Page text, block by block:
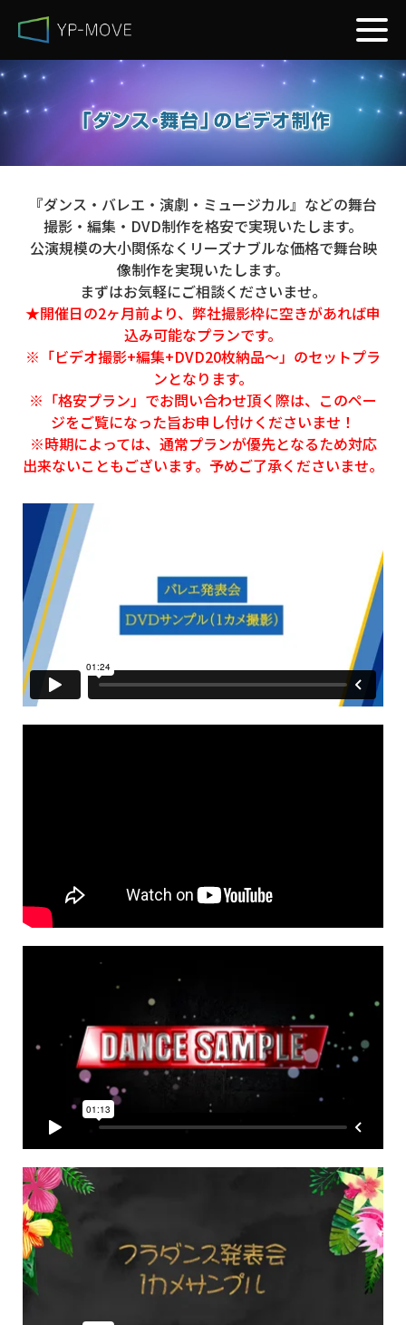
『ダンス・バレエ・演劇・ミュージカル』などの舞台
撮影・編集・DVD制作を格安で実現いたします。
公演規模の大小関係なくリーズナブルな価格で舞台映
像制作を実現いたします。
まずはお気軽にご相談くださいませ。
★開催日の2ヶ月前より、弊社撮影枠に空きがあれば申
込み可能なプランです。
※「ビデオ撮影+編集+DVD20枚納品～」のセットプラ
ンとなります。
※「格安プラン」でお問い合わせ頂く際は、このペー
ジをご覧になった旨お申し付けくださいませ！
※時期によっては、通常プランが優先となるため対応
出来ないこともございます。予めご了承くださいませ。